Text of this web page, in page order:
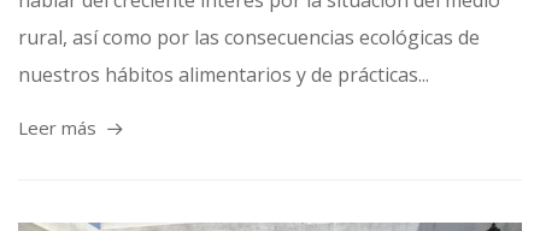
rural, así como por las consecuencias ecológicas de
nuestros hábitos alimentarios y de prácticas...
Leer más